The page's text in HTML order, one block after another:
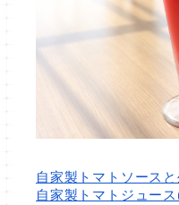
自家製トマトソース
自家製トマトジュー